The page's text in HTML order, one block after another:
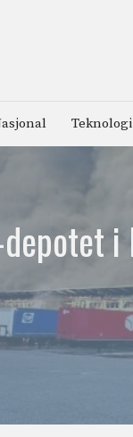
Teknologi
depotet